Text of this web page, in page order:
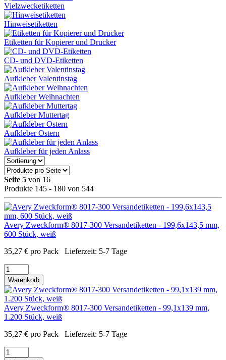
Vielzwecketiketten
Hinweisetiketten
Etiketten für Kopierer und Drucker
CD- und DVD-Etiketten
Aufkleber Valentinstag
Aufkleber Weihnachten
Aufkleber Muttertag
Aufkleber Ostern
Aufkleber für jeden Anlass
Seite 5 von 16
Produkte 145 - 180 von 544
Avery Zweckform® 8017-300 Versandetiketten - 199,6x143,5 mm,
600 Stück, weiß
35,27 € pro Pack Lieferzeit: 5-7 Tage
Warenkorb
Avery Zweckform® 8017-300 Versandetiketten - 99,1x139 mm,
1.200 Stück, weiß
35,27 € pro Pack Lieferzeit: 5-7 Tage